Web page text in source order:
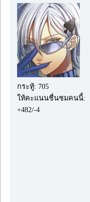
กระทู้: 705
ให้คะแนนชื่นชมคนนี้:
+482/-4